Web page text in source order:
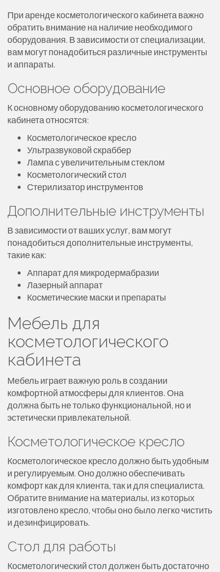
При аренде косметологического кабинета важно
обратить внимание на наличие необходимого
оборудования. В зависимости от специализации,
вам могут понадобиться различные инструменты
и аппараты.
Основное оборудование
К основному оборудованию косметологического
кабинета относятся:
Косметологическое кресло
Ультразвуковой скраббер
Лампа с увеличительным стеклом
Косметологический стол
Стерилизатор инструментов
Дополнительные инструменты
В зависимости от ваших услуг, вам могут
понадобиться дополнительные инструменты,
такие как:
Аппарат для микродермабразии
Лазерный аппарат
Косметические маски и препараты
Мебель для
косметологического
кабинета
Мебель играет важную роль в создании
комфортной атмосферы для клиентов. Она
должна быть не только функциональной, но и
эстетически привлекательной.
Косметологическое кресло
Косметологическое кресло должно быть удобным
и регулируемым. Оно должно обеспечивать
комфорт как для клиента, так и для специалиста.
Обратите внимание на материалы, из которых
изготовлено кресло, чтобы оно было легко чистить
и дезинфицировать.
Стол для работы
Косметологический стол должен быть достаточно